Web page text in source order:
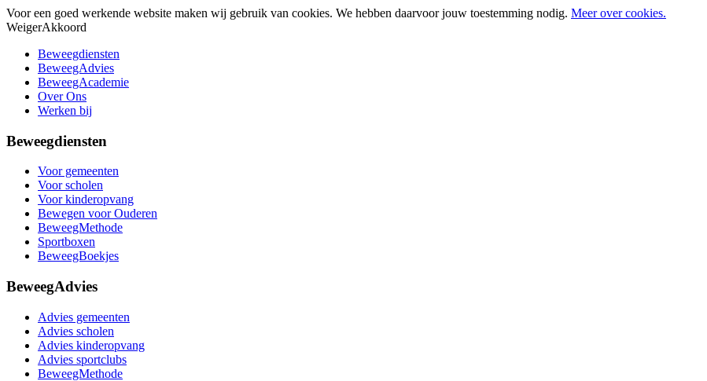
Voor een goed werkende website maken wij gebruik van cookies. We hebben daarvoor jouw toestemming nodig. Meer over cookies.
WeigerAkkoord
Beweegdiensten
BeweegAdvies
BeweegAcademie
Over Ons
Werken bij
Beweegdiensten
Voor gemeenten
Voor scholen
Voor kinderopvang
Bewegen voor Ouderen
BeweegMethode
Sportboxen
BeweegBoekjes
BeweegAdvies
Advies gemeenten
Advies scholen
Advies kinderopvang
Advies sportclubs
BeweegMethode